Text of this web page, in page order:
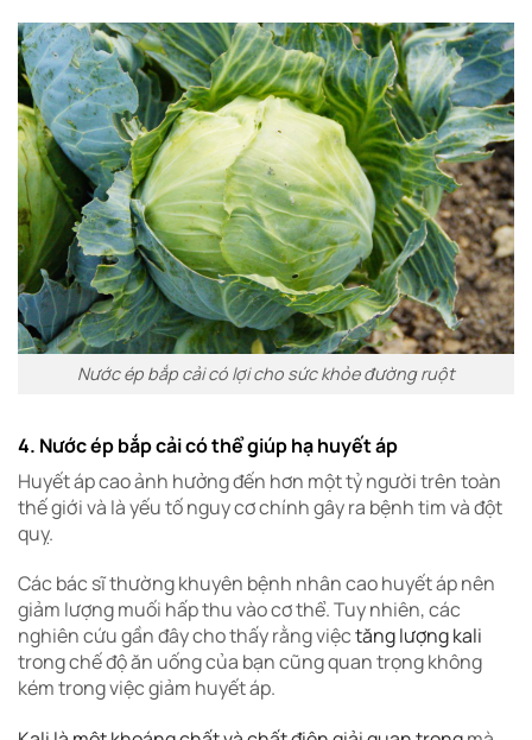
Nước ép bắp cải có lợi cho sức khỏe đường ruột
4. Nước ép bắp cải có thể giúp hạ huyết áp
Huyết áp cao ảnh hưởng đến hơn một tỷ người trên toàn
thế giới và là yếu tố nguy cơ chính gây ra bệnh tim và đột
quỵ.
Các bác sĩ thường khuyên bệnh nhân cao huyết áp nên
giảm lượng muối hấp thu vào cơ thể. Tuy nhiên, các
nghiên cứu gần đây cho thấy rằng việctăng lượng kali
trong chế độ ăn uống của bạn cũng quan trọng không
kém trong việc giảm huyết áp.